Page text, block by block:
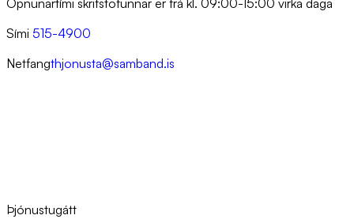
Sími 515-4900
Netfangthjonusta@samband.is
Þjónustugátt